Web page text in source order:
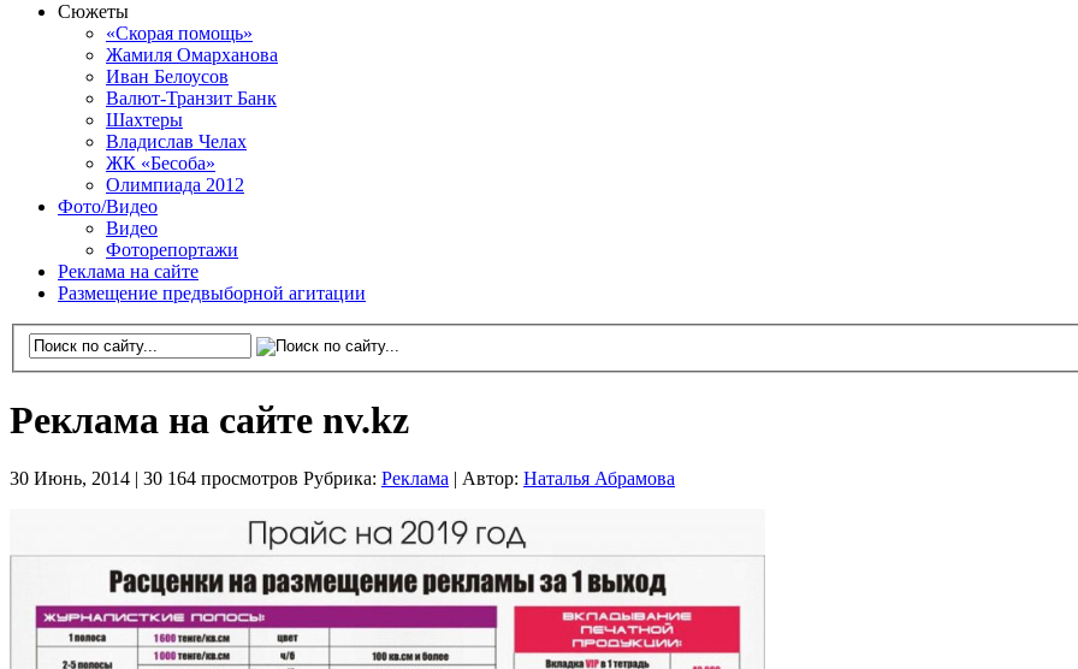
Сюжеты
«Скорая помощь»
Жамиля Омарханова
Иван Белоусов
Валют-Транзит Банк
Шахтеры
Владислав Челах
ЖК «Бесоба»
Олимпиада 2012
Фото/Видео
Видео
Фоторепортажи
Реклама на сайте
Размещение предвыборной агитации
Реклама на сайте nv.kz
30 Июнь, 2014 | 30 164 просмотров Рубрика: Реклама Автор: Наталья Абрамова